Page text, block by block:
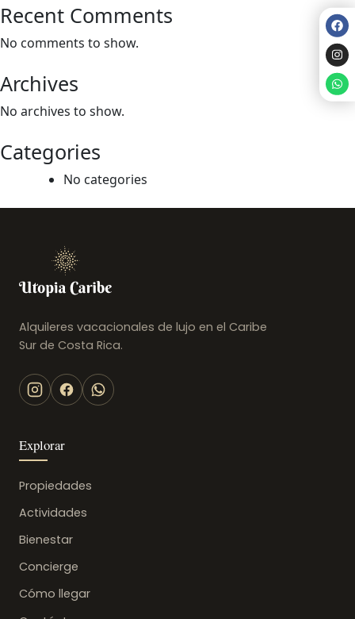
Recent Comments
No comments to show.
Archives
No archives to show.
Categories
No categories
Alquileres vacacionales de lujo en el Caribe
Sur de Costa Rica.
Explorar
Propiedades
Actividades
Bienestar
Concierge
Cómo llegar